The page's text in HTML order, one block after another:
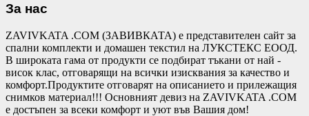
За нас
ZAVIVKATA .COM (ЗАВИВКАТА) е представителен сайт за
спални комплекти и домашен текстил на ЛУКСТЕКС ЕООД.
В широката гама от продукти се подбират тъкани от най -
висок клас, отговарящи на всички изисквания за качество и
комфорт.Продуктите отговарят на описанието и прилежащия
снимков материал!!! Основният девиз на ZAVIVKATA .COM
е достъпен за всеки комфорт и уют във Вашия дом!